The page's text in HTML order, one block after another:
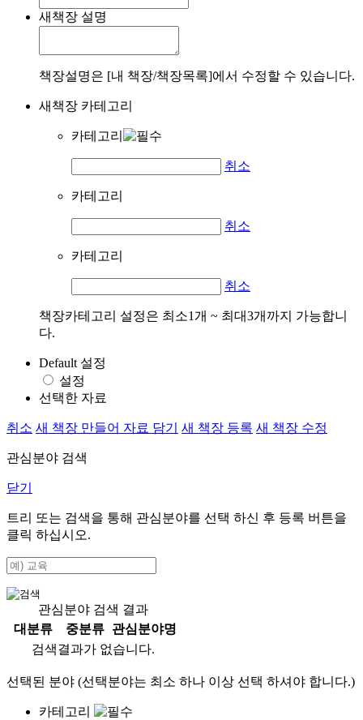
새책장 설명
책장설명은 [내 책장/책장목록]에서 수정할 수 있습니다.
새책장 카테고리
카테고리
취소
카테고리
취소
카테고리
취소
책장카테고리 설정은 최소1개 ~ 최대3개까지 가능합니
다.
Default 설정
설정
선택한 자료
취소 새 책장 만들어 자료 담기 새 책장 등록 새 책장 수정
관심분야 검색
닫기
트리 또는 검색을 통해 관심분야를 선택 하신 후 등록 버튼을
클릭 하십시오.
관심분야 검색 결과
대분류
중분류
관심분야명
검색결과가 없습니다.
선택된 분야 (선택분야는 최소 하나 이상 선택 하셔야 합니다.)
카테고리